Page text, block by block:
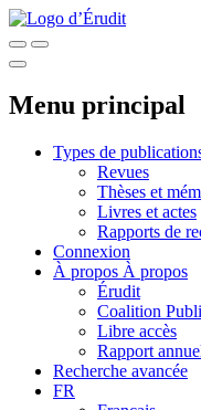
Menu principal
Types de
Revues
Thèses et
Livres et actes
Rapports de
Connexion
À propos À propos
Érudit
Coalition
Libre accès
Rapport
Recherche avancée
FR